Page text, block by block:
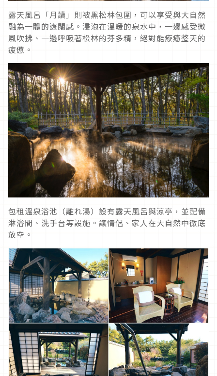
露天風呂「月讀」則被黑松林包圍，可以享受與大自然
融為一體的遼闊感。浸泡在溫暖的泉水中，一邊感受微
風吹拂、一邊呼吸著松林的芬多精，絕對能療癒整天的
疲憊。
包租溫泉浴池（離れ湯）設有露天風呂與涼亭，並配備
淋浴間、洗手台等設施。讓情侶、家人在大自然中徹底
放空。